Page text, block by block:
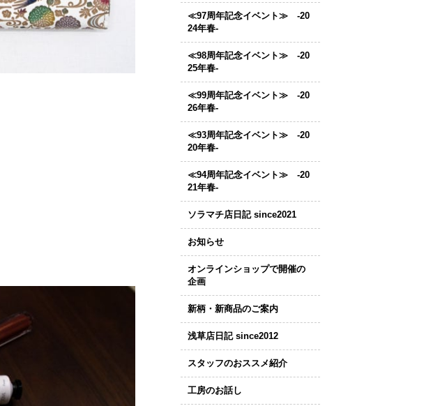
≪97周年記念イベント≫ -20
24年春-
≪98周年記念イベント≫ -20
25年春-
≪99周年記念イベント≫ -20
26年春-
≪93周年記念イベント≫ -20
20年春-
≪94周年記念イベント≫ -20
21年春-
ソラマチ店日記 since2021
お知らせ
オンラインショップで開催の
企画
新柄・新商品のご案内
浅草店日記 since2012
スタッフのおススメ紹介
工房のお話し